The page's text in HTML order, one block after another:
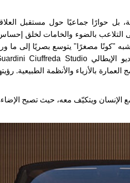
بل حوارًا جماعيًا حول مستقبل
التلاعب بالضوء والخامات لخلق
مصغرًا" يتوسع بصريًا إلى ما
الإيطالي Guardini Ciuffreda Studio
بالأزياء والأنظمة الطبيعية.
ويتكيّف معه، حيث تصبح